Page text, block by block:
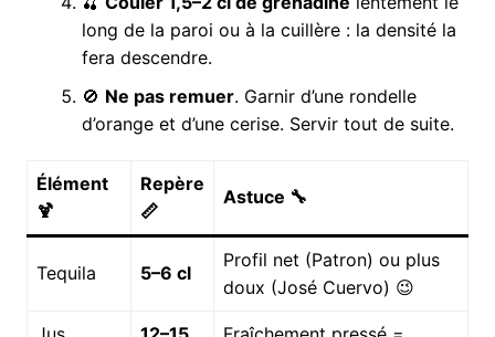
long de la paroi ou à la cuillère : la densité la
fera descendre.
🚫 Ne pas remuer. Garnir d’une rondelle
d’orange et d’une cerise. Servir tout de suite.
Élément
🍹
Repère
📏
Astuce 🔧
Tequila 5–6 cl
Profil net (Patron) ou plus
doux (José Cuervo) 😉